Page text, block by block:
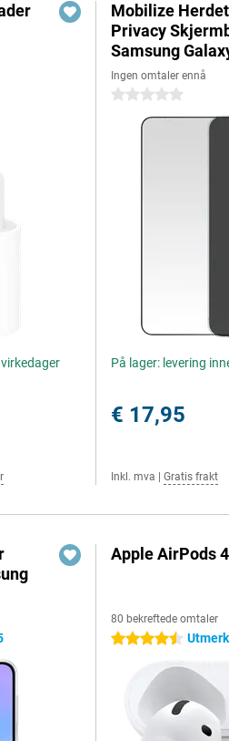
Mobilize
Privacy
Samsung
Ingen omtaler ennå
0 stjerner
På lager: levering
€ 17,95
Inkl. mva Gratis frakt
Apple AirPods
80 bekreftede omtaler
4.5 stjerner